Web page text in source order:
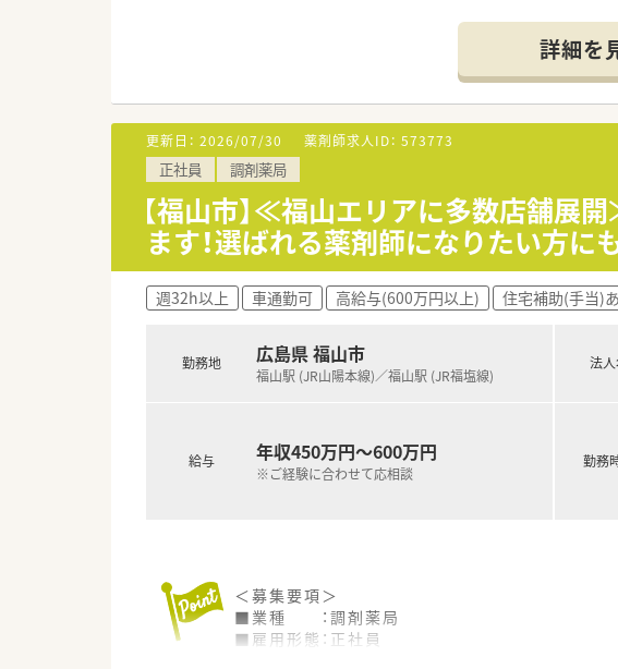
■忙しい店舗でメリハリ付けて働きたい方
■福利厚生や研修制度が充実している環境で長
等々…
少しでも気になった方はお問い合わせくださいま
■資格 ：薬剤師免許をお持ちの方（取得見込み
10：00～14：00/15：00～19：00
※上記より1日8時間内、週40時間内で週3日～勤
※休憩：実働6時間超の場合45分、実働8時間超の
■休日 ：日祝＋その他シフトによる 事前申請
ュ休暇3日
■福利厚生諸手当：厚生年金,その他健保,雇用保
薬剤師手当、時間外手当、通勤手当、等級手当、役
＜こんな薬局です＞
■福山駅から車で13分です。
＜設備も充実＞
■電子薬歴や監査システムを完備しています。
■内科、小児科の処方箋がメインです。
■在宅にも取り組んでいます。
＜法人特徴＞
■地域に根差したドラッグストア・調剤薬局・
詳細を
更新日： 2026/07/30 薬剤師求人ID： 573773
正社員 調剤薬局
【福山市】≪福山エリアに多数店舗
ます！選ばれる薬剤師になりたい方に
週32h以上 車通勤可 高給与(600万円以上) 住宅補助(手当)
勤務地 広島県 福山市
福山駅 (JR山陽本線)／福山駅 (JR福塩線)
給与 年収450万円～600万円
※ご経験に合わせて応相談
法
勤務
＜募集要項＞
■業種 ：調剤薬局
■雇用形態：正社員